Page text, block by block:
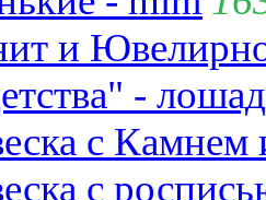
и
-
с
с